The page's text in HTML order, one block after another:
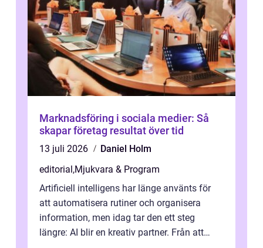
Marknadsföring i sociala medier: Så
skapar företag resultat över tid
13 juli 2026
Daniel Holm
editorial,Mjukvara & Program
Artificiell intelligens har länge använts för
att automatisera rutiner och organisera
information, men idag tar den ett steg
längre: AI blir en kreativ partner. Från att